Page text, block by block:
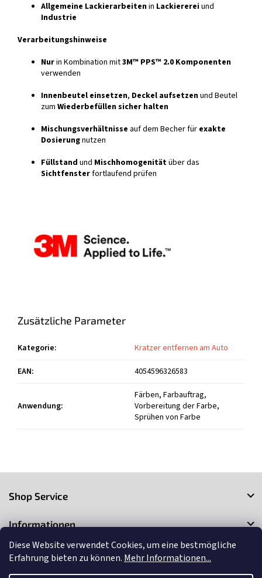
Diese Website verwendet Cookies, um eine bestmögliche
Erfahrung bieten zu können. Mehr Informationen...
Allgemeine Lackierarbeitenin Lackierereiund
Industrie
Verarbeitungshinweise
Nurin Kombination mit3M™ PPS™ 2.0 Komponenten
verwenden
Innenbeutel einsetzen, Deckel aufsetzenund Beutel
zum Wiederbefüllen sicher halten
Mischungsverhältnisse auf dem Becher für exakte
Dosierungnutzen
Füllstand und Mischhomogenitätüber das
Sichtfensterfortlaufend prüfen
Zusätzliche Parameter
Kategorie:
Kratzer entfernen am Auto
EAN: 4054596326583
Anwendung:
Färben, Farbauftrag,
Vorbereitung der Farbe,
Sprühen von Farbe
e
Shop Service
Informationen
Kontakt